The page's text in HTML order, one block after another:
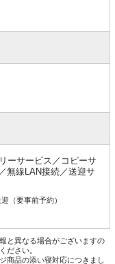
ーサービス／コピーサ
無線LAN接続／送迎サ
（要事前予約）
と異なる場合がございますの
ださい。
商品の添い寝対応につきまし